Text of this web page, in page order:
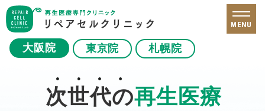
大阪院 東京院 札幌院
MENU
次世代の再生医療